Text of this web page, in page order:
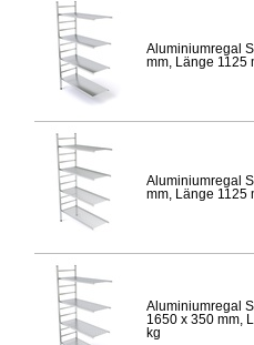
Aluminiumregal
mm, Länge 1125
Aluminiumregal
mm, Länge 1125
Aluminiumregal
1650 x 350 mm,
kg